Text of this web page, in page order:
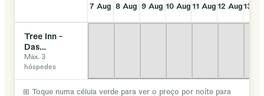
7 Aug 8 Aug 9 Aug 10 Aug 11 Aug 12 Aug13
Tree Inn -
Das
Baumhaushotel
Máx. 3
hóspedes
⊞ Toque numa célula verde para ver o preço por noite para